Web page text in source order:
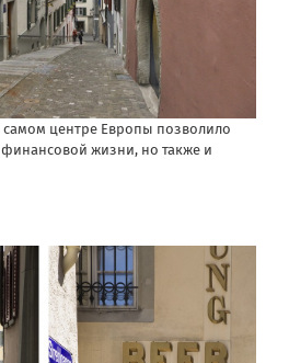
центре Европы позволило
финансовой жизни, но также и